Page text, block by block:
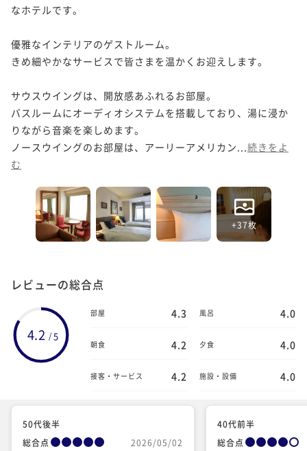
なホテルです。
優雅なインテリアのゲストルーム。
きめ細やかなサービスで皆さまを温かくお迎えします。
サウスウイングは、開放感あふれるお部屋。
バスルームにオーディオシステムを搭載しており、湯に浸か
りながら音楽を楽しめます。
ノースウイングのお部屋は、アーリーアメリカン... 続きをよ
む
+37枚
レビューの総合点
4.2 /5
部屋 4.3 風呂 4.0
朝食 4.2 夕食 4.0
接客・サービス 4.2 施設・設備 4.0
50代後半
総合点
2026/05/02
40代前半
総合点